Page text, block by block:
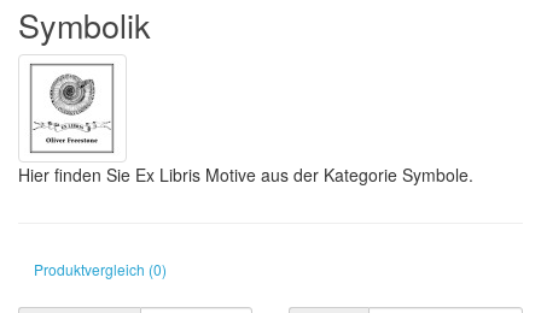
Symbolik
Hier finden Sie Ex Libris Motive aus der Kategorie Symbole.
Produktvergleich (0)